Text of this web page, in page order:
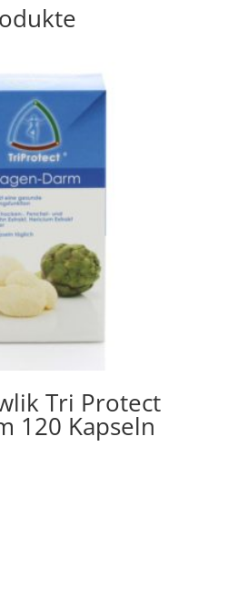
Tri Protect
120 Kapseln